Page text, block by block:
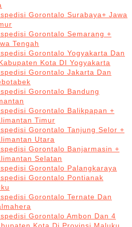
Gorontalo Surabaya+ Jawa
Gorontalo Semarang +
Tengah
Gorontalo Yogyakarta Dan
Kota DI Yogyakarta
Gorontalo Jakarta Dan
Gorontalo Bandung
Gorontalo Balikpapan +
Timur
Gorontalo Tanjung Selor +
Utara
Gorontalo Banjarmasin +
Selatan
Gorontalo Palangkaraya
Gorontalo Pontianak
Gorontalo Ternate Dan
Gorontalo Ambon Dan 4